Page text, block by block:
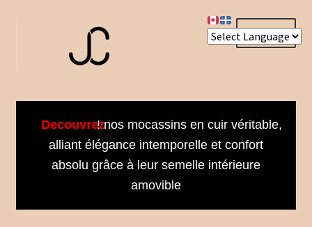
Menu
About us
Bienvenue dans notre univers
Decouvrez! nos mocassins en cuir véritable,
alliant élégance intemporelle et confort
absolu grâce à leur semelle intérieure
amovible